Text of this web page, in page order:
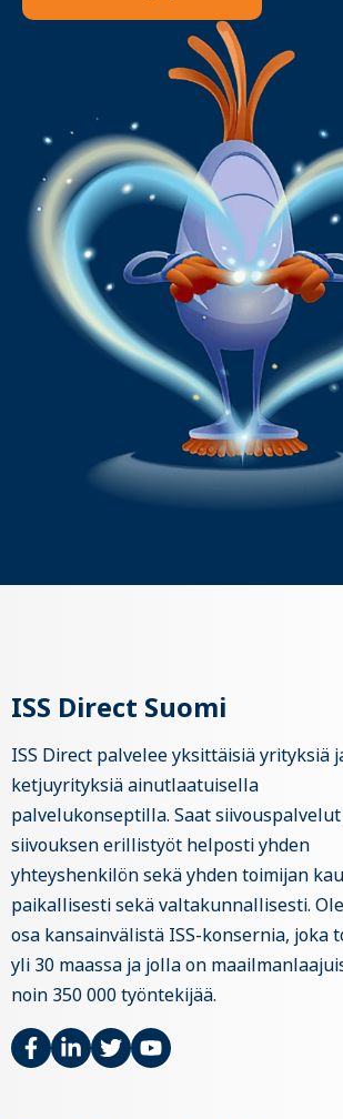
ISS Direct Suomi
ISS Direct palvelee yksittäisiä yrityksiä
ketjuyrityksiä ainutlaatuisella
palvelukonseptilla. Saat
siivouksen erillistyöt helposti yhden
yhteyshenkilön sekä yhden toimijan
paikallisesti sekä valtakunnallisesti.
osa kansainvälistä ISS-konsernia, joka
yli 30 maassa ja jolla on
noin 350 000 työntekijää.